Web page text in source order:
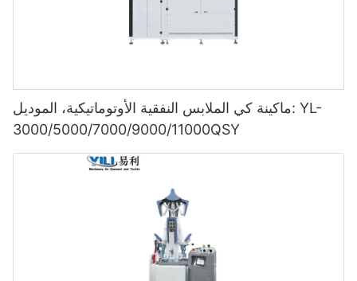
ماكينة كي الملابس النفقية الأوتوماتيكية، الموديل: YL-
3000/5000/7000/9000/11000QSY